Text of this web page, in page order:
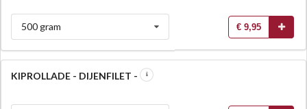
500 gram € 9,95
KIPROLLADE - DIJENFILET -